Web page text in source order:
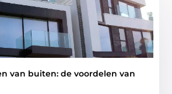
van buiten: de voordelen van